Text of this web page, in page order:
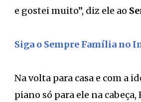
e gostei muito”, diz ele ao
Siga o Sempre Família no
Na volta para casa e com a
piano só para ele na cabeça,